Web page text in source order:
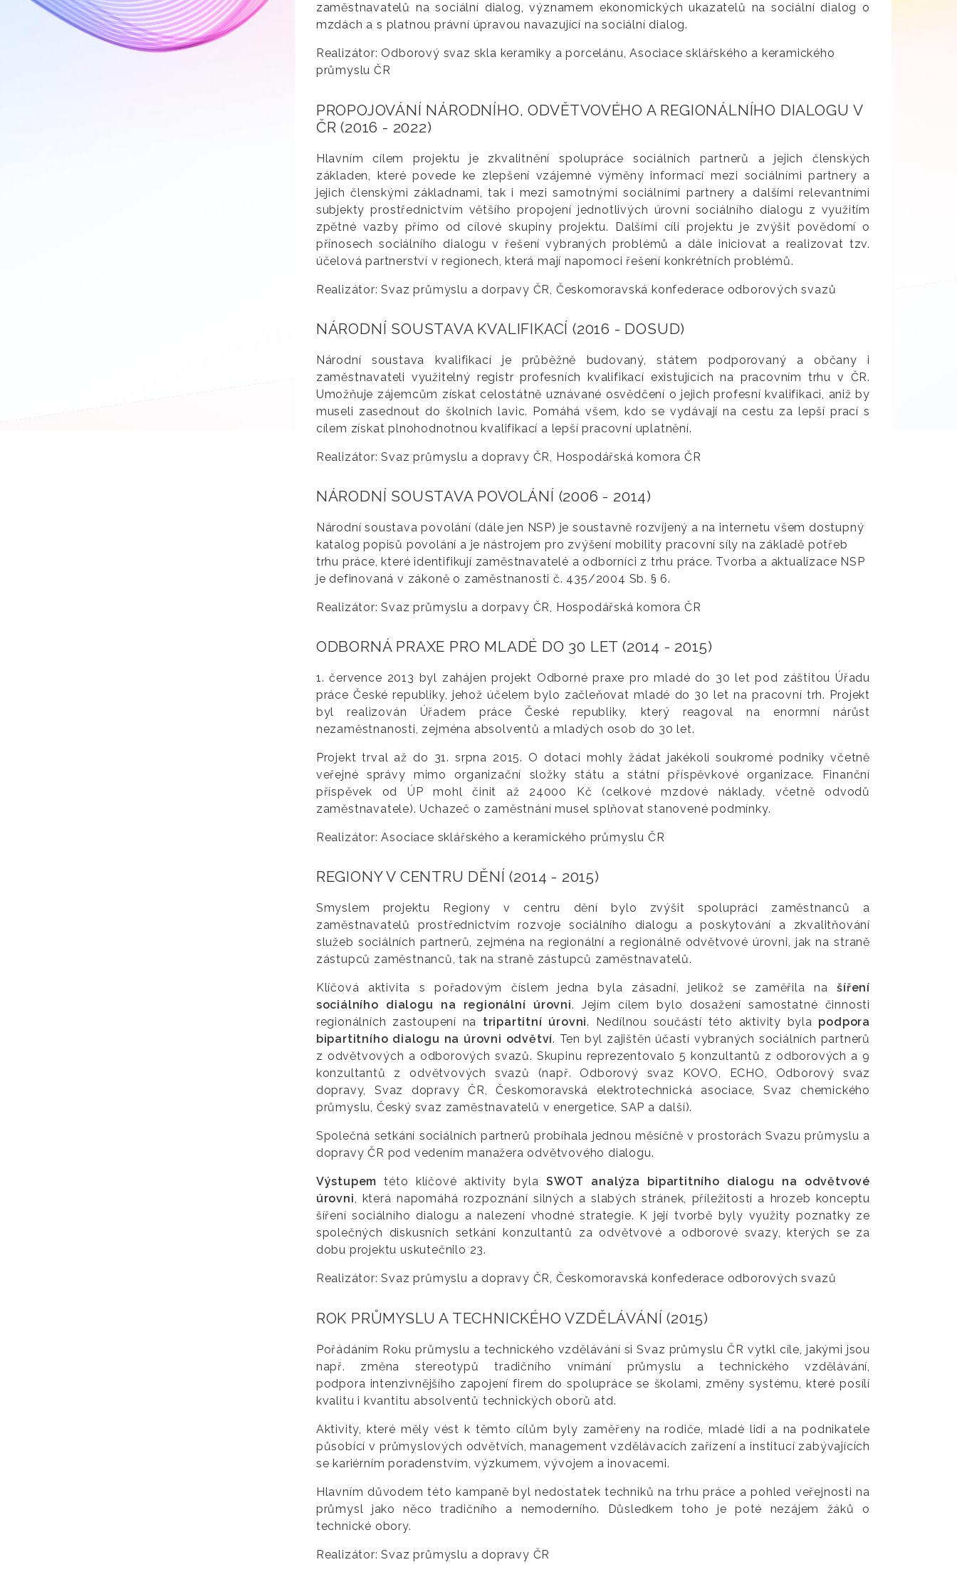
zaměstnavatelů na sociální dialog, významem ekonomických ukazatelů na sociální dialog o
mzdách a s platnou právní úpravou navazující na sociální dialog.
Realizátor: Odborový svaz skla keramiky a porcelánu, Asociace sklářského a keramického
průmyslu ČR
PROPOJOVÁNÍ NÁRODNÍHO, ODVĚTVOVÉHO A REGIONÁLNÍHO DIALOGU V
ČR (2016 - 2022)
Hlavním cílem projektu je zkvalitnění spolupráce sociálních partnerů a jejich členských
základen, které povede ke zlepšení vzájemné výměny informací mezi sociálními partnery a
jejich členskými základnami, tak i mezi samotnými sociálními partnery a dalšími relevantními
subjekty prostřednictvím většího propojení jednotlivých úrovní sociálního dialogu z využitím
zpětné vazby přímo od cílové skupiny projektu. Dalšími cíli projektu je zvýšit povědomí o
přínosech sociálního dialogu v řešení vybraných problémů a dále iniciovat a realizovat tzv.
účelová partnerství v regionech, která mají napomoci řešení konkrétních problémů.
Realizátor: Svaz průmyslu a dorpavy ČR, Českomoravská konfederace odborových svazů
NÁRODNÍ SOUSTAVA KVALIFIKACÍ (2016 - DOSUD)
Národní soustava kvalifikací je průběžně budovaný, státem podporovaný a občany i
zaměstnavateli využitelný registr profesních kvalifikací existujících na pracovním trhu v ČR.
Umožňuje zájemcům získat celostátně uznávané osvědčení o jejich profesní kvalifikaci, aniž by
museli zasednout do školních lavic. Pomáhá všem, kdo se vydávají na cestu za lepší prací s
cílem získat plnohodnotnou kvalifikací a lepší pracovní uplatnění.
Realizátor: Svaz průmyslu a dopravy ČR, Hospodářská komora ČR
NÁRODNÍ SOUSTAVA POVOLÁNÍ (2006 - 2014)
Národní soustava povolání (dále jen NSP) je soustavně rozvíjený a na internetu všem dostupný
katalog popisů povolání a je nástrojem pro zvýšení mobility pracovní síly na základě potřeb
trhu práce, které identifikují zaměstnavatelé a odborníci z trhu práce. Tvorba a aktualizace NSP
je definovaná v zákoně o zaměstnanosti č. 435/2004 Sb. § 6.
Realizátor: Svaz průmyslu a dorpavy ČR, Hospodářská komora ČR
ODBORNÁ PRAXE PRO MLADÉ DO 30 LET (2014 - 2015)
1. července 2013 byl zahájen projekt Odborné praxe pro mladé do 30 let pod záštitou Úřadu
práce České republiky, jehož účelem bylo začleňovat mladé do 30 let na pracovní trh. Projekt
byl realizován Úřadem práce České republiky, který reagoval na enormní nárůst
nezaměstnanosti, zejména absolventů a mladých osob do 30 let.
Projekt trval až do 31. srpna 2015. O dotaci mohly žádat jakékoli soukromé podniky včetně
veřejné správy mimo organizační složky státu a státní příspěvkové organizace. Finanční
příspěvek od ÚP mohl činit až 24000 Kč (celkové mzdové náklady, včetně odvodů
zaměstnavatele). Uchazeč o zaměstnání musel splňovat stanovené podmínky.
Realizátor: Asociace sklářského a keramického průmyslu ČR
REGIONY V CENTRU DĚNÍ (2014 - 2015)
Smyslem projektu Regiony v centru dění bylo zvýšit spolupráci zaměstnanců a
zaměstnavatelů prostřednictvím rozvoje sociálního dialogu a poskytování a zkvalitňování
služeb sociálních partnerů, zejména na regionální a regionálně odvětvové úrovni, jak na straně
zástupců zaměstnanců, tak na straně zástupců zaměstnavatelů.
Klíčová aktivita s pořadovým číslem jedna byla zásadní, jelikož se zaměřila na šíření
sociálního dialogu na regionální úrovni. Jejím cílem bylo dosažení samostatné činnosti
regionálních zastoupení na tripartitní úrovni. Nedílnou součástí této aktivity byla podpora
bipartitního dialogu na úrovni odvětví. Ten byl zajištěn účastí vybraných sociálních partnerů
z odvětvových a odborových svazů. Skupinu reprezentovalo 5 konzultantů z odborových a 9
konzultantů z odvětvových svazů (např. Odborový svaz KOVO, ECHO, Odborový svaz
dopravy, Svaz dopravy ČR, Českomoravská elektrotechnická asociace, Svaz chemického
průmyslu, Český svaz zaměstnavatelů v energetice, SAP a další).
Společná setkání sociálních partnerů probíhala jednou měsíčně v prostorách Svazu průmyslu a
dopravy ČR pod vedením manažera odvětvového dialogu.
Výstupem této klíčové aktivity byla SWOT analýza bipartitního dialogu na odvětvové
úrovni, která napomáhá rozpoznání silných a slabých stránek, příležitostí a hrozeb konceptu
šíření sociálního dialogu a nalezení vhodné strategie. K její tvorbě byly využity poznatky ze
společných diskusních setkání konzultantů za odvětvové a odborové svazy, kterých se za
dobu projektu uskutečnilo 23.
Realizátor: Svaz průmyslu a dopravy ČR, Českomoravská konfederace odborových svazů
ROK PRŮMYSLU A TECHNICKÉHO VZDĚLÁVÁNÍ (2015)
Pořádáním Roku průmyslu a technického vzdělávání si Svaz průmyslu ČR vytkl cíle, jakými jsou
např. změna stereotypů tradičního vnímání průmyslu a technického vzdělávání,
podpora intenzivnějšího zapojení firem do spolupráce se školami, změny systému, které posílí
kvalitu i kvantitu absolventů technických oborů atd.
Aktivity, které měly vést k těmto cílům byly zaměřeny na rodiče, mladé lidi a na podnikatele
působící v průmyslových odvětvích, management vzdělávacích zařízení a institucí zabývajících
se kariérním poradenstvím, výzkumem, vývojem a inovacemi.
Hlavním důvodem této kampaně byl nedostatek techniků na trhu práce a pohled veřejnosti na
průmysl jako něco tradičního a nemoderního. Důsledkem toho je poté nezájem žáků o
technické obory.
Realizátor: Svaz průmyslu a dopravy ČR